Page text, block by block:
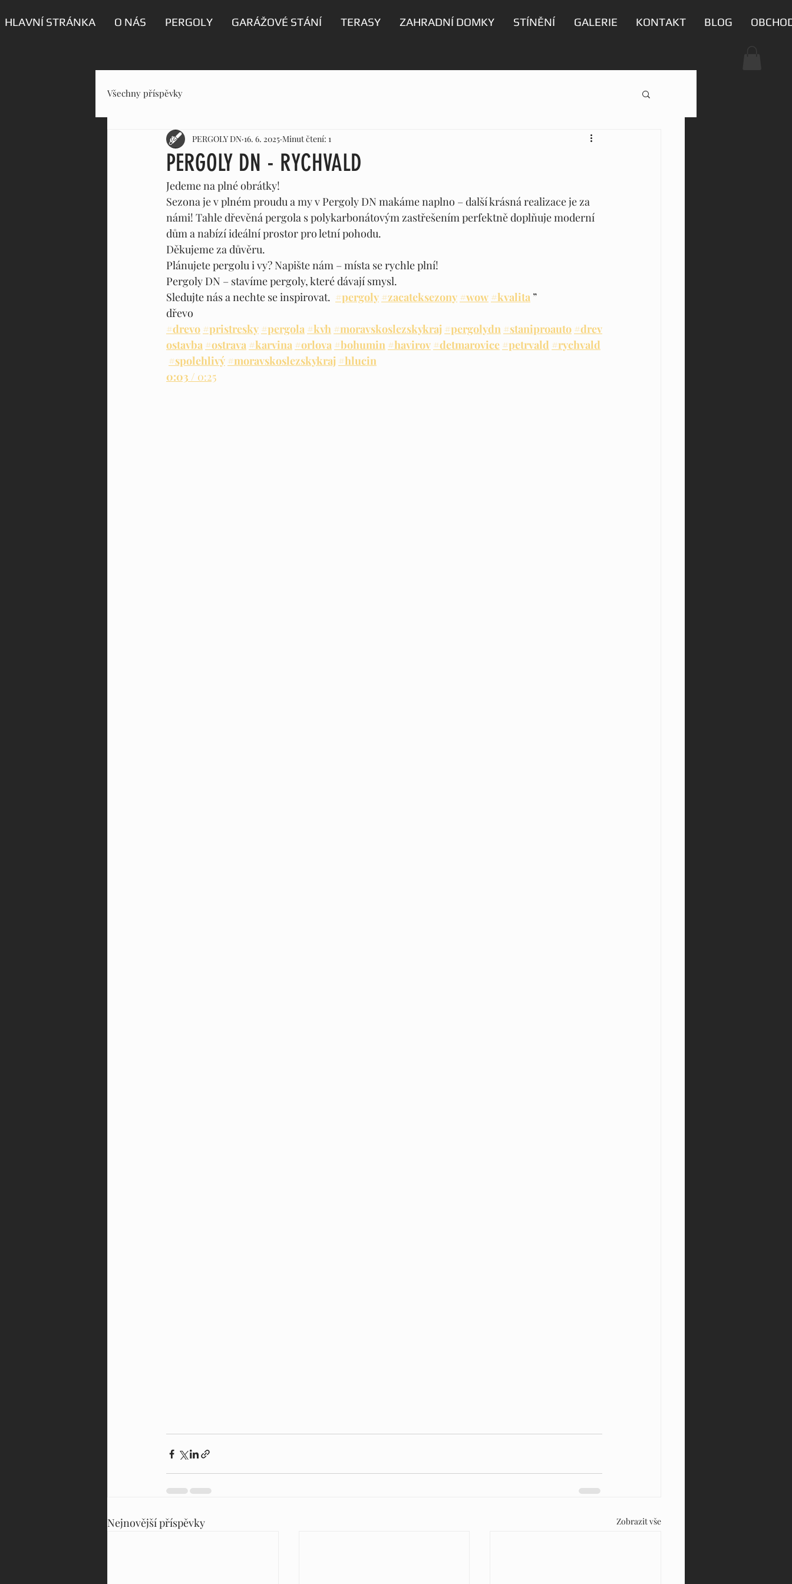
HLAVNÍ STRÁNKA O NÁS PERGOLY GARÁŽOVÉ STÁNÍ TERASY ZAHRADNÍ DOMKY STÍNĚNÍ GALERIE KONTAKT BLOG
Všechny příspěvky
PERGOLY DN - RYCHVALD
PERGOLY DN 16. 6. 2025 Minut čtení: 1
Jedeme na plné obrátky!
Sezona je v plném proudu a my v Pergoly DN makáme naplno – další krásná realizace je za
námi! Tahle dřevěná pergola s polykarbonátovým zastřešením perfektně doplňuje moderní
dům a nabízí ideální prostor pro letní pohodu.
Děkujeme za důvěru.
Plánujete pergolu i vy? Napište nám – místa se rychle plní!
Pergoly DN – stavíme pergoly, které dávají smysl.
Sledujte nás a nechte se inspirovat. #pergoly #zacateksezony #wow #kvalita ”
dřevo
#drevo #pristresky #pergola #kvh #moravskoslezskykraj #pergolydn #staniproauto #drev
ostavba #ostrava #karvina #orlova #bohumin #havirov #detmarovice #petrvald #rychvald
#spolehlivý #moravskoslezskykraj #hlucin
0:03 / 0:25
Nejnovější příspěvky Zobrazit vše